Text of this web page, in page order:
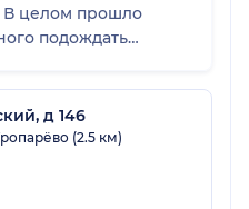
В целом прошло
подождать
д 146
(2.5 км)